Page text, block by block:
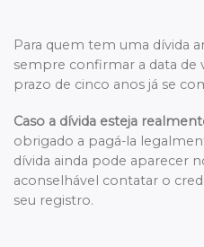
Para quem tem uma dívida
sempre confirmar a data de
prazo de cinco anos já se
Caso a dívida esteja
obrigado a pagá-la
dívida ainda pode aparecer
aconselhável contatar o
seu registro.